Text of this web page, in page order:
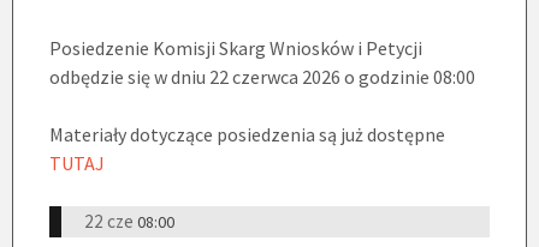
Posiedzenie Komisji Skarg Wniosków i Petycji
odbędzie się w dniu 22 czerwca 2026 o godzinie 08:00
Materiały dotyczące posiedzenia są już dostępne
TUTAJ
22 cze 08:00